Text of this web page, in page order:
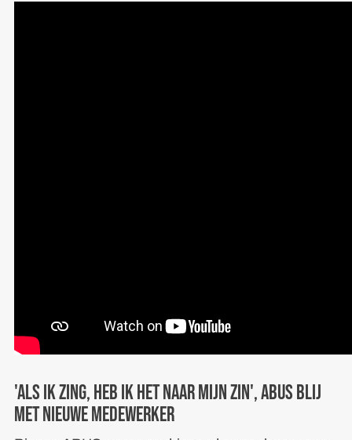
'Als ik zing, heb ik het naar mijn zin', ABUS blij
met nieuwe medewerker